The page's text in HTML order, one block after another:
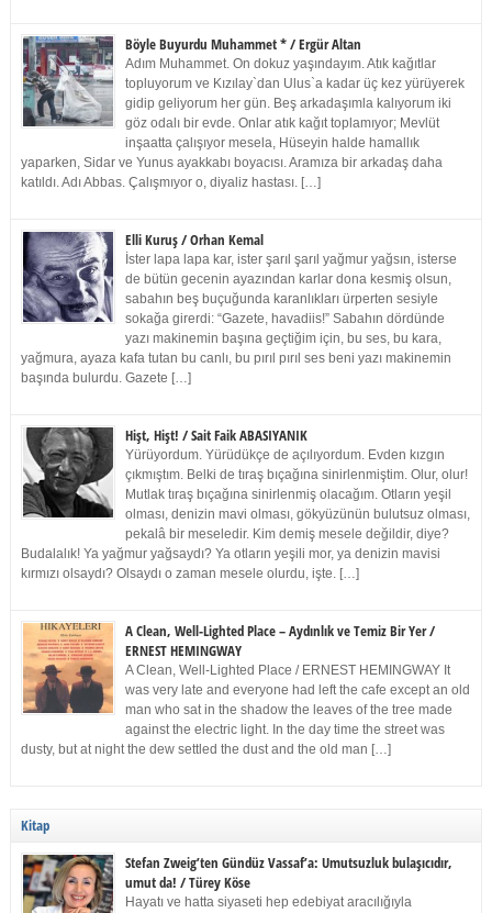
Böyle Buyurdu Muhammet * / Ergür Altan
Adım Muhammet. On dokuz yaşındayım. Atık kağıtlar
topluyorum ve Kızılay`dan Ulus`a kadar üç kez yürüyerek
gidip geliyorum her gün. Beş arkadaşımla kalıyorum iki
göz odalı bir evde. Onlar atık kağıt toplamıyor; Mevlüt
inşaatta çalışıyor mesela, Hüseyin halde hamallık
yaparken, Sidar ve Yunus ayakkabı boyacısı. Aramıza bir arkadaş daha
katıldı. Adı Abbas. Çalışmıyor o, diyaliz hastası. […]
Elli Kuruş / Orhan Kemal
İster lapa lapa kar, ister şarıl şarıl yağmur yağsın, isterse
de bütün gecenin ayazından karlar dona kesmiş olsun,
sabahın beş buçuğunda karanlıkları ürperten sesiyle
sokağa girerdi: “Gazete, havadiis!” Sabahın dördünde
yazı makinemin başına geçtiğim için, bu ses, bu kara,
yağmura, ayaza kafa tutan bu canlı, bu pırıl pırıl ses beni yazı makinemin
başında bulurdu. Gazete […]
Hişt, Hişt! / Sait Faik ABASIYANIK
Yürüyordum. Yürüdükçe de açılıyordum. Evden kızgın
çıkmıştım. Belki de tıraş bıçağına sinirlenmiştim. Olur, olur!
Mutlak tıraş bıçağına sinirlenmiş olacağım. Otların yeşil
olması, denizin mavi olması, gökyüzünün bulutsuz olması,
pekalâ bir meseledir. Kim demiş mesele değildir, diye?
Budalalık! Ya yağmur yağsaydı? Ya otların yeşili mor, ya denizin mavisi
kırmızı olsaydı? Olsaydı o zaman mesele olurdu, işte. […]
A Clean, Well-Lighted Place – Aydınlık ve Temiz Bir Yer /
ERNEST HEMINGWAY
A Clean, Well-Lighted Place / ERNEST HEMINGWAY It
was very late and everyone had left the cafe except an old
man who sat in the shadow the leaves of the tree made
against the electric light. In the day time the street was
dusty, but at night the dew settled the dust and the old man […]
Kitap
Stefan Zweig’ten Gündüz Vassaf’a: Umutsuzluk bulaşıcıdır,
umut da! / Türey Köse
Hayatı ve hatta siyaseti hep edebiyat aracılığıyla